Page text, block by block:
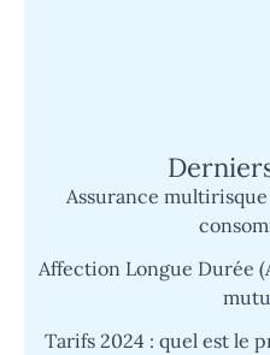
Assurance
Affection Longue Durée
Tarifs 2024 : quel est le